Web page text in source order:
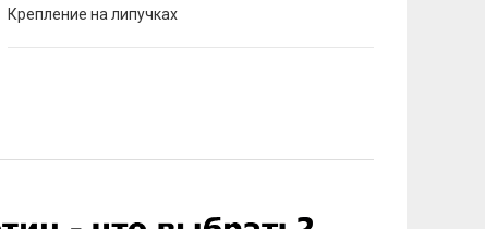
Крепление на липучках